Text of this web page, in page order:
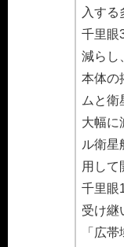
入する
千里眼
減らし
本体の
ムと衛
大幅に
ル衛星
用して
千里眼
受け継
「広